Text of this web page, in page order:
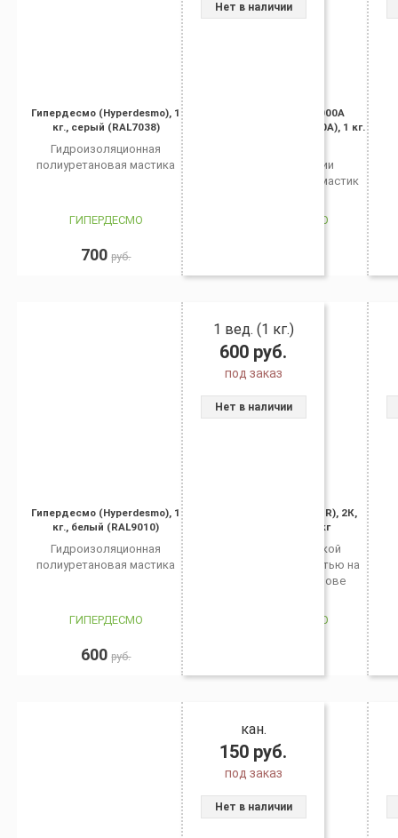
Гипердесмо (Hyperdesmo), 1
кг., серый (RAL7038)
Гидроизоляционная
полиуретановая мастика
ГИПЕРДЕСМО
700руб.
Нет в наличии
Акселератор-3000А
(ACCELERATOR-3000A), 1 кг.
полимеризации
полиуретановых мастик
ГИПЕРДЕСМО
Гипердесмо (Hyperdesmo), 1
кг., белый (RAL9010)
Гидроизоляционная
полиуретановая мастика
ГИПЕРДЕСМО
600руб.
1 вед. (1 кг.)
600 руб.
под заказ
Нет в наличии
Аквадюр (AQUADUR), 2К,
упаковка 10 кг
Праймер с низкой
паропроницаемостью на
эпоксидной основе
ГИПЕРДЕСМО
кан.
150 руб.
под заказ
Нет в наличии